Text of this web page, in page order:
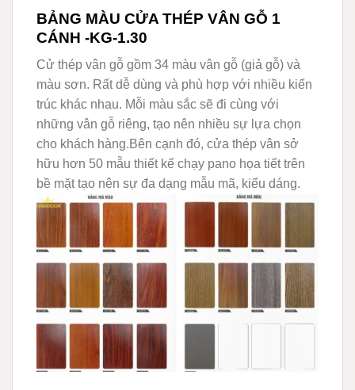
BẢNG MÀU CỬA THÉP VÂN GỖ 1
CÁNH -KG-1.30
Cử thép vân gỗ gồm 34 màu vân gỗ (giả gỗ) và
màu sơn. Rất dễ dùng và phù hợp với nhiều kiến
trúc khác nhau. Mỗi màu sắc sẽ đi cùng với
những vân gỗ riêng, tạo nên nhiều sự lựa chọn
cho khách hàng.Bên cạnh đó, cửa thép vân sở
hữu hơn 50 mẫu thiết kế chạy pano họa tiết trên
bề mặt tạo nên sự đa dạng mẫu mã, kiểu dáng.